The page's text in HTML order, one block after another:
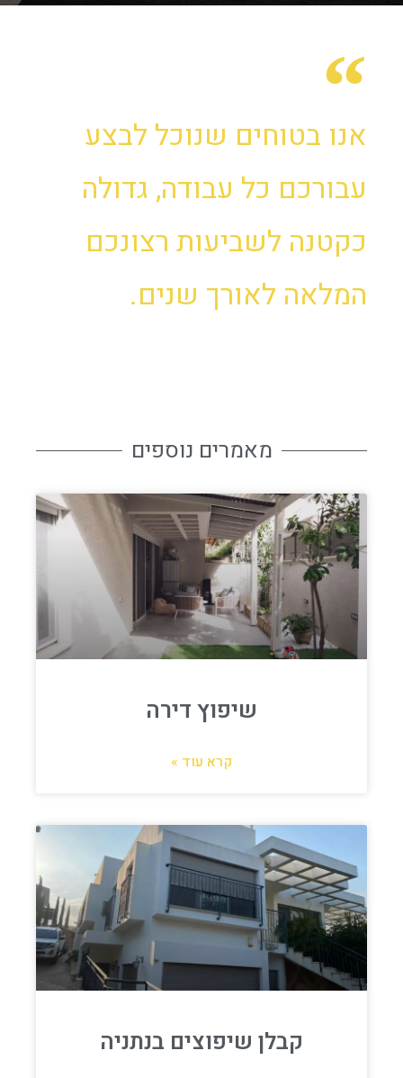
אנו בטוחים שנוכל לבצע
עבורכם כל עבודה, גדולה
כקטנה לשביעות רצונכם
המלאה לאורך שנים.
מאמרים נוספים
שיפוץ דירה
קרא עוד »
קבלן שיפוצים בנתניה